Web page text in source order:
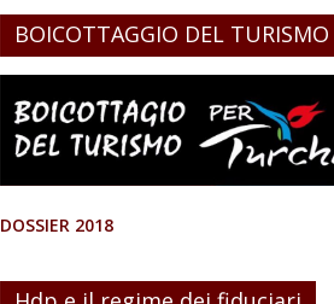
BOICOTTAGGIO DEL TURISMO
DOSSIER 2018